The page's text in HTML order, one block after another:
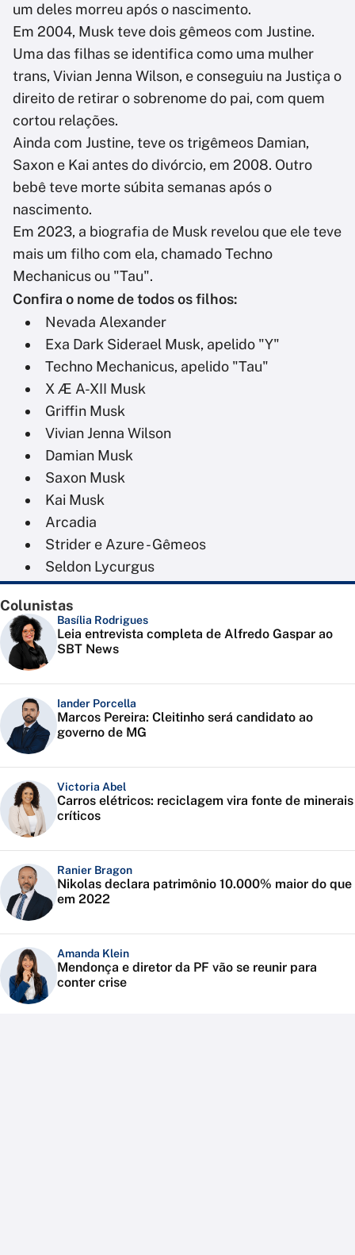
um deles morreu após o nascimento.
Em 2004, Musk teve dois gêmeos com Justine.
Uma das filhas se identifica como uma mulher
trans, Vivian Jenna Wilson, e conseguiu na Justiça o
direito de retirar o sobrenome do pai, com quem
cortou relações.
Ainda com Justine, teve os trigêmeos Damian,
Saxon e Kai antes do divórcio, em 2008. Outro
bebê teve morte súbita semanas após o
nascimento.
Em 2023, a biografia de Musk revelou que ele teve
mais um filho com ela, chamado Techno
Mechanicus ou "Tau".
Confira o nome de todos os filhos:
Nevada Alexander
Exa Dark Siderael Musk, apelido "Y"
Techno Mechanicus, apelido "Tau"
X Æ A-XII Musk
Griffin Musk
Vivian Jenna Wilson
Damian Musk
Saxon Musk
Kai Musk
Arcadia
Strider e Azure - Gêmeos
Seldon Lycurgus
Colunistas
Basília Rodrigues
Leia entrevista completa de Alfredo Gaspar ao
SBT News
Iander Porcella
Marcos Pereira: Cleitinho será candidato ao
governo de MG
Victoria Abel
Carros elétricos: reciclagem vira fonte de minerais
críticos
Ranier Bragon
Nikolas declara patrimônio 10.000% maior do que
em 2022
Amanda Klein
Mendonça e diretor da PF vão se reunir para
conter crise